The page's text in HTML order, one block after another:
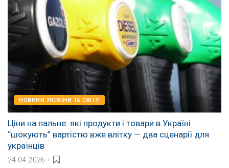
НОВИНИ УКРАЇНИ ТА СВІТУ
Ціни на пальне: які продукти і товари в Україні
“шокують” вартістю вже влітку — два сценарії для
українців
24.04.2026